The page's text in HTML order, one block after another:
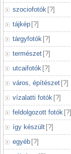
szociofotók [?]
tájkép [?]
tárgyfotók [?]
természet [?]
utcaifotók [?]
város, építészet [?]
vízalatti fotók [?]
feldolgozott fotók [?]
így készült [?]
egyéb [?]